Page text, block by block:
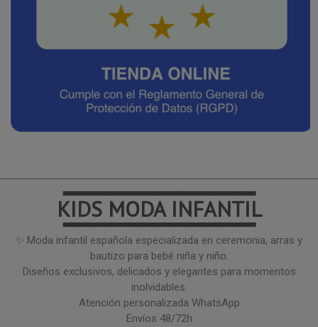
━━━━━━━━━━━━━━━
KIDS MODA INFANTIL
━━━━━━━━━━━━━━━
✨ Moda infantil española especializada en ceremonia, arras y
bautizo para bebé niña y niño.
Diseños exclusivos, delicados y elegantes para momentos
inolvidables.
Atención personalizada WhatsApp
Envíos 48/72h